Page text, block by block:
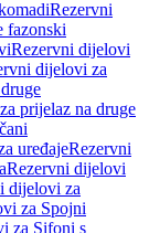
Rezervni
fazonski
Rezervni dijelovi
dijelovi za
prijelaz na druge
uređajeRezervni
Rezervni dijelovi
dijelovi za
za Spojni
za Sifoni s